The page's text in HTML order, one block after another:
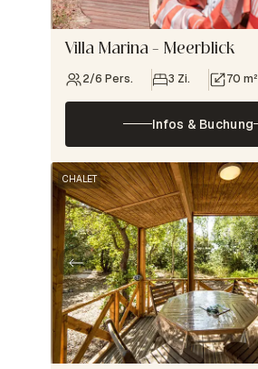
Villa Marina – Meerblick
2/6 Pers. 3 Zi. 70 m²
Infos & Buchung
CHALET